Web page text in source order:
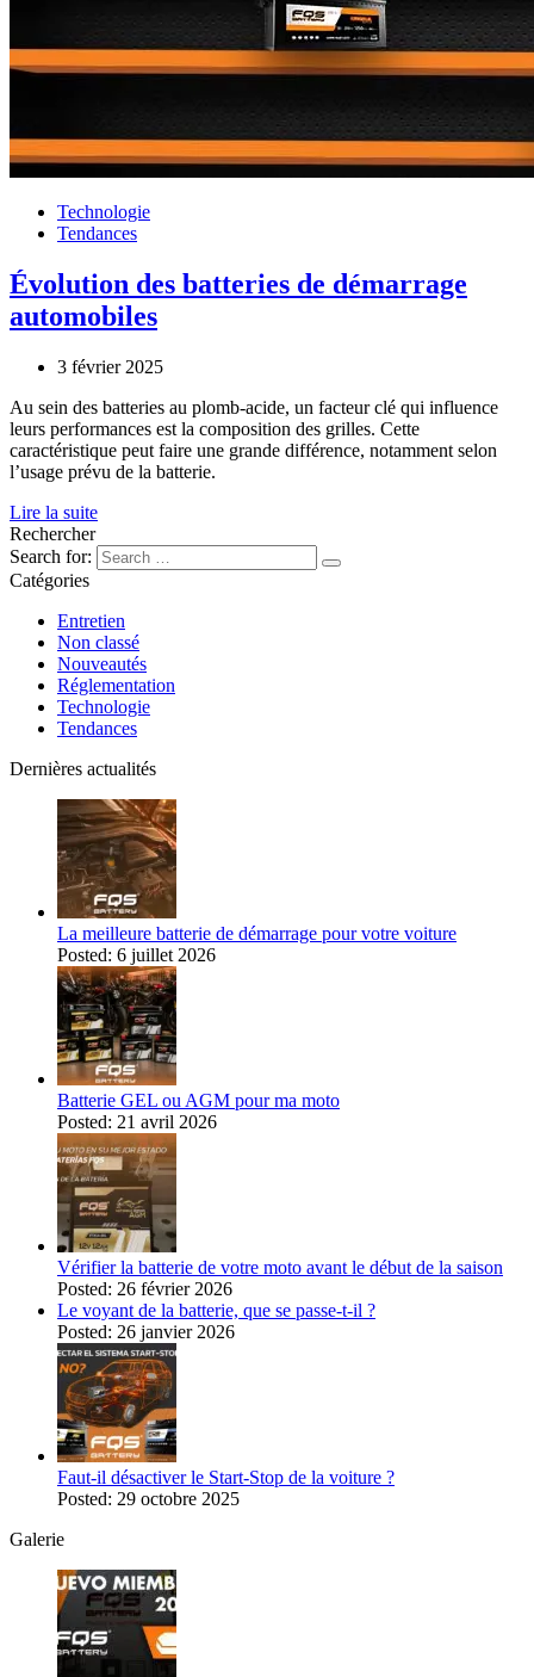
Technologie
Tendances
Évolution des batteries de démarrage
automobiles
3 février 2025
Au sein des batteries au plomb-acide, un facteur clé qui influence
leurs performances est la composition des grilles. Cette
caractéristique peut faire une grande différence, notamment selon
l’usage prévu de la batterie.
Lire la suite
Rechercher
Search for:
Catégories
Entretien
Non classé
Nouveautés
Réglementation
Technologie
Tendances
Dernières actualités
La meilleure batterie de démarrage pour votre voiture
Posted: 6 juillet 2026
Batterie GEL ou AGM pour ma moto
Posted: 21 avril 2026
Vérifier la batterie de votre moto avant le début de la saison
Posted: 26 février 2026
Le voyant de la batterie, que se passe-t-il ?
Posted: 26 janvier 2026
Faut-il désactiver le Start-Stop de la voiture ?
Posted: 29 octobre 2025
Galerie